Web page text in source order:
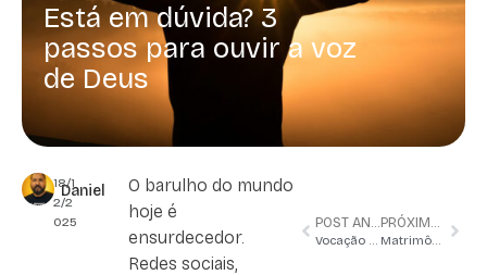
Está em dúvida? 3
passos para ouvir a voz
de Deus
Daniel
18/1
2/2
025
O barulho do mundo
hoje é
ensurdecedor.
Redes sociais,
POST ANTERIOR
Vocação não é sobre o que você faz, mas sobre quem você é
PRÓXIMO POST
Matrimônio e Vida Consagrada: Dois caminhos, o mesmo Céu